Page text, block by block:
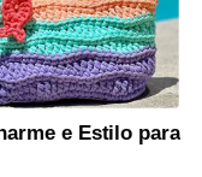
e Estilo para